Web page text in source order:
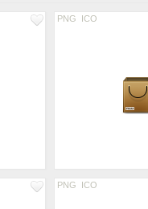
PNG ICO
PNG ICO